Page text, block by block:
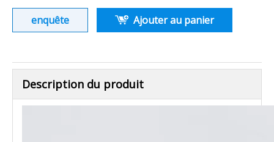
enquête Ajouter au panier
Description du produit